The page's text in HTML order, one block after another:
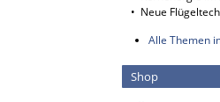
• Neue
Alle Themen
Shop